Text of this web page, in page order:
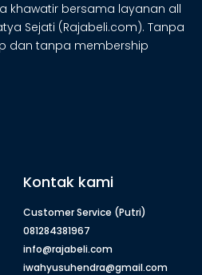
khawatir bersama layanan all
Sejati (Rajabeli.com). Tanpa
dan tanpa membership
Kontak kami
Customer Service (Putri)
081284381967
info@rajabeli.com
iwahyusuhendra@gmail.com